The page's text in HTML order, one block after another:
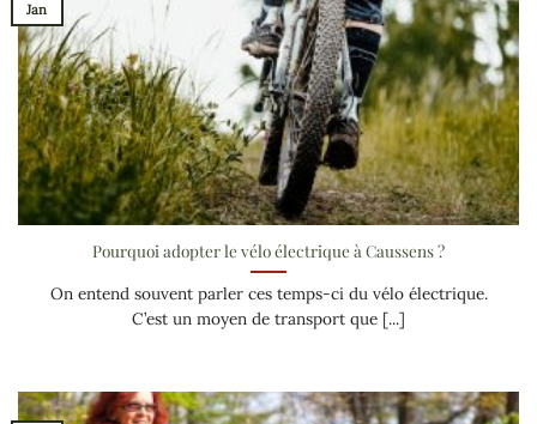
Pourquoi adopter le vélo électrique à Caussens ?
On entend souvent parler ces temps-ci du vélo électrique.
C’est un moyen de transport que [...]
Jan